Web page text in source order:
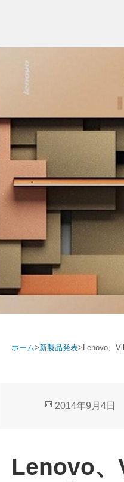
ホーム>新製品発表> Lenovo、
投
2014年9月4日
Lenovo、